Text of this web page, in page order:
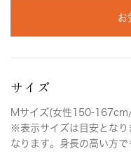
お
サイズ
Mサイズ(女性150-
※表示サイズは目安となり
なります。身長の高い方で